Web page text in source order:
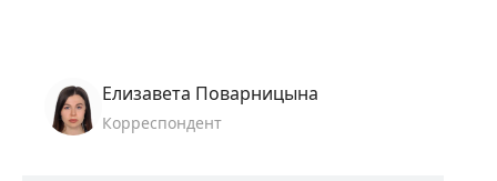
Елизавета Поварницына
Корреспондент